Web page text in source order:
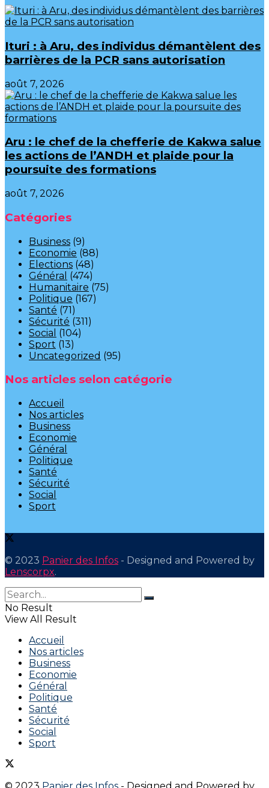
Ituri : à Aru, des individus démantèlent des
barrières de la PCR sans autorisation
août 7, 2026
Aru : le chef de la chefferie de Kakwa salue
les actions de l’ANDH et plaide pour la
poursuite des formations
août 7, 2026
Catégories
Business (9)
Economie (88)
Elections (48)
Général (474)
Humanitaire (75)
Politique (167)
Santé (71)
Sécurité (311)
Social (104)
Sport (13)
Uncategorized (95)
Nos articles selon catégorie
Accueil
Nos articles
Business
Economie
Général
Politique
Santé
Sécurité
Social
Sport
© 2023 Panier des Infos - Designed and Powered by
Lenscorpx.
No Result
View All Result
Accueil
Nos articles
Business
Economie
Général
Politique
Santé
Sécurité
Social
Sport